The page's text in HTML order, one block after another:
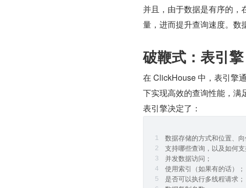
并且，由于数据是有序的，
量，进而提升查询速度。数
破鞭式：表引擎
在 ClickHouse 中，表引擎
下实现高效的查询性能，满
表引擎决定了：
数据存储的方式和位置、
支持哪些查询，以及如何支
并发数据访问；
使用索引（如果有的话）；
是否可以执行多线程请求；